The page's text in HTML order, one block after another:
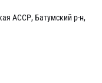
АССР, Батумский р-н,